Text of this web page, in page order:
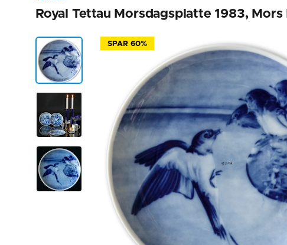
Royal Tettau Morsdagsplatte 1983,
SPAR 60%